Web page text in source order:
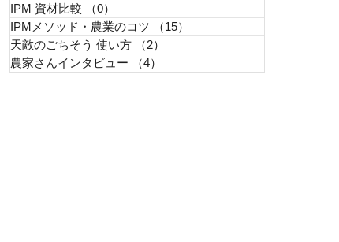
IPM 資材比較
（0）
IPMメソッド・農業のコツ
（15）
天敵のごちそう 使い方
（2）
農家さんインタビュー
（4）